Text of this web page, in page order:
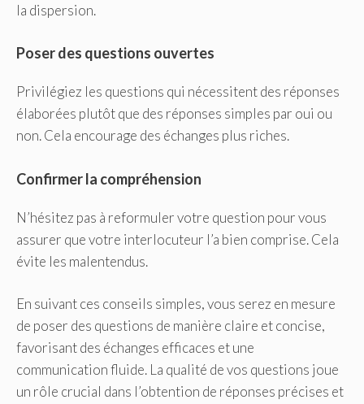
la dispersion.
Poser des questions ouvertes
Privilégiez les questions qui nécessitent des réponses
élaborées plutôt que des réponses simples par oui ou
non. Cela encourage des échanges plus riches.
Confirmer la compréhension
N’hésitez pas à reformuler votre question pour vous
assurer que votre interlocuteur l’a bien comprise. Cela
évite les malentendus.
En suivant ces conseils simples, vous serez en mesure
de poser des questions de manière claire et concise,
favorisant des échanges efficaces et une
communication fluide. La qualité de vos questions joue
un rôle crucial dans l’obtention de réponses précises et